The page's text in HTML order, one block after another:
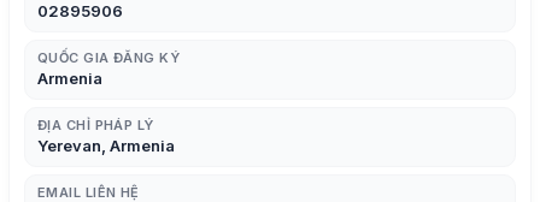
02895906
QUỐC GIA ĐĂNG KÝ
Armenia
ĐỊA CHỈ PHÁP LÝ
Yerevan, Armenia
EMAIL LIÊN HỆ